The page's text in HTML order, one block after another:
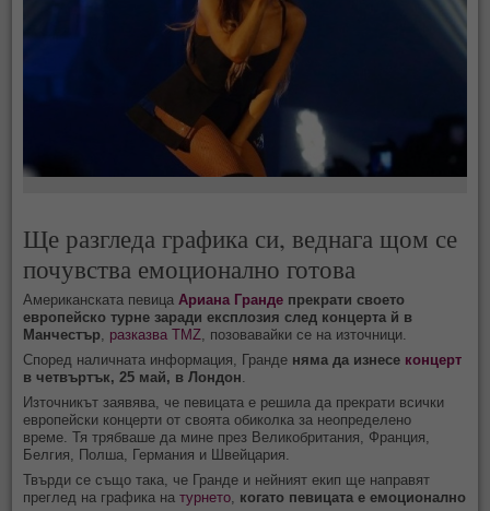
Ще разгледа графика си, веднага щом се
почувства емоционално готова
Американската певица Ариана Гранде прекрати своето
европейско турне заради експлозия след концерта й в
Манчестър разказва TMZ , позовавайки се на източници.
Според наличната информация, Гранде няма да изнесе концерт
в четвъртък, 25 май, в Лондон
Източникът заявява, че певицата е решила да прекрати всички
европейски концерти от своята обиколка за неопределено
време. Тя трябваше да мине през Великобритания, Франция,
Белгия, Полша, Германия и Швейцария.
Твърди се също така, че Гранде и нейният екип ще направят
преглед на графика натурнето когато певицата е емоционално